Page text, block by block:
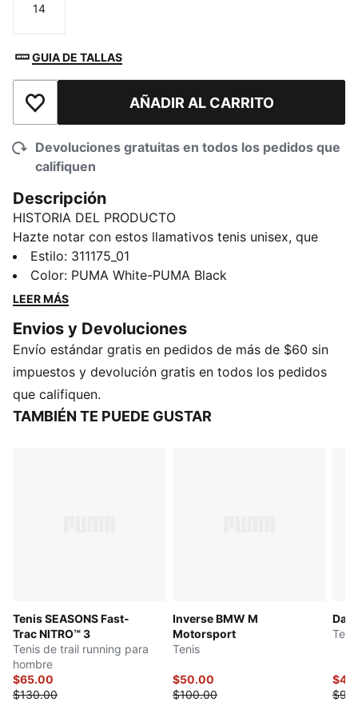
Talla
14
GUIA DE TALLAS
Añadir a la lista de deseosAÑADIR AL CARRITO
Devoluciones gratuitas en todos los pedidos que
califiquen
Descripción
HISTORIA DEL PRODUCTO
Hazte notar con estos llamativos tenis unisex, que
cuentan con amortiguación CELL y una cubierta
moldeada que te ofrece estilo y diseño durable. Su
plantilla SOFTFOAM+ te garantiza comodidad,
asegura un ajuste ideal. Son perfectas para todos tus
planes informales.
CARACTERÍSTICAS Y BENEFICIOS
SOFTFOAM+: Plantilla cómoda, diseñada con un talón
extra grueso para proporcionar una amortiguación
Nivel medio de amortiguación
Producto recomendado para pies con pronación
neutra
Estilo: 311175_01
Color: PUMA White-PUMA Black
LEER MÁS
Envios y Devoluciones
Envío estándar gratis en pedidos de más de $60 sin
impuestos y devolución gratis en todos los pedidos
que califiquen.
TAMBIÉN TE PUEDE GUSTAR
Tenis SEASONS Fast-
Trac NITRO™ 3
Tenis de trail running para
hombre
$65.00
$130.00
Inverse BMW M
Motorsport
Tenis
$50.00
$100.00